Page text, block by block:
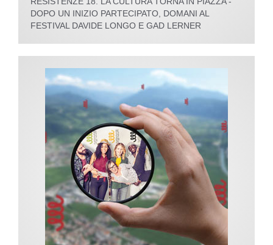
DOPO UN INIZIO PARTECIPATO, DOMANI AL
FESTIVAL DAVIDE LONGO E GAD LERNER